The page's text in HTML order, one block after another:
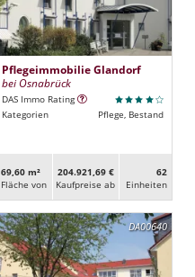
Pflegeimmobilie Glandorf
bei Osnabrück
DAS Immo Rating
Kategorien
Pflege, Bestand
69,60 m²
Fläche von
204.921,69 €
Kaufpreise ab
62
Ein­heiten
DA00640